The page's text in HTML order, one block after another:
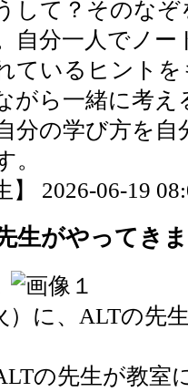
して？そのな
自分一人でノ
ているヒント
がら一緒に考え
分の学び方を自
。
】 2026-06-19
生がやってき
）に、ALTの先
の先生が教室